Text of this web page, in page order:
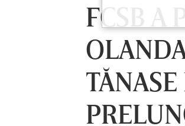
FCSB A
SÂMBĂTĂ 08 AUG, 18:30